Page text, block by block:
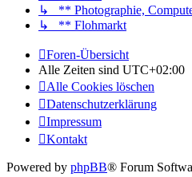
↳ ** Photographie,
↳ ** Flohmarkt
Foren-Übersicht
Alle Zeiten sind UTC+02:00
Alle Cookies löschen
Datenschutzerklärung
Impressum
Kontakt
Powered by phpBB® Forum